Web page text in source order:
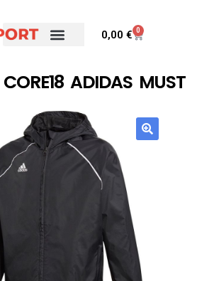
0,00 € 0
CORE18 ADIDAS MUST